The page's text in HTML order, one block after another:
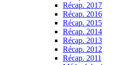
Récap. 2017
Récap. 2016
Récap. 2015
Récap. 2014
Récap. 2013
Récap. 2012
Récap. 2011